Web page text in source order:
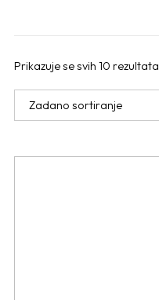
Prikazuje se svih 10 rezultata